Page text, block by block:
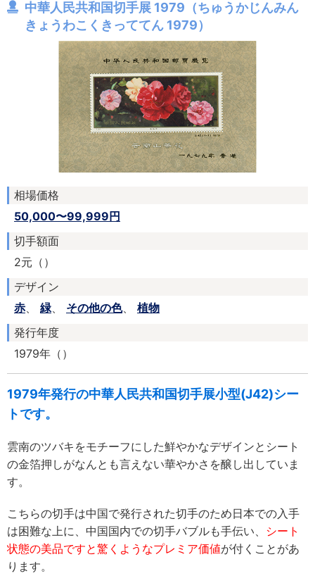
中華人民共和国切手展 1979（ちゅうかじんみん
きょうわこくきっててん 1979）
相場価格
50,000〜99,999円
切手額面
2元（）
デザイン
赤
緑 その他の色、 植物
発行年度
1979年（）
1979年発行の中華人民共和国切手展小型(J42)シー
トです。
雲南のツバキをモチーフにした鮮やかなデザインとシート
の金箔押しがなんとも言えない華やかさを醸し出していま
す。
こちらの切手は中国で発行された切手のため日本での入手
は困難な上に、中国国内での切手バブルも手伝い、 シート
状態の美品ですと驚くようなプレミア価値が付くことがあ
ります。